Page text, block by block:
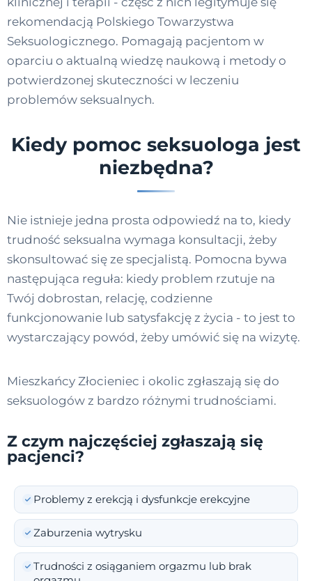
rekomendacją Polskiego Towarzystwa
Seksuologicznego. Pomagają pacjentom w
oparciu o aktualną wiedzę naukową i metody o
potwierdzonej skuteczności w leczeniu
problemów seksualnych.
Kiedy pomoc seksuologa jest
niezbędna?
Nie istnieje jedna prosta odpowiedź na to, kiedy
trudność seksualna wymaga konsultacji, żeby
skonsultować się ze specjalistą. Pomocna bywa
następująca reguła: kiedy problem rzutuje na
Twój dobrostan, relację, codzienne
funkcjonowanie lub satysfakcję z życia - to jest to
wystarczający powód, żeby umówić się na wizytę.
Mieszkańcy Złocieniec i okolic zgłaszają się do
seksuologów z bardzo różnymi trudnościami.
Z czym najczęściej zgłaszają się
pacjenci?
Problemy z erekcją i dysfunkcje erekcyjne
Zaburzenia wytrysku
Trudności z osiąganiem orgazmu lub brak